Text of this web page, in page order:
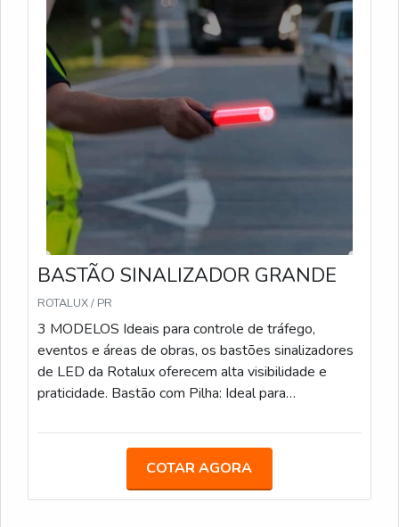
BASTÃO SINALIZADOR GRANDE
ROTALUX / PR
3 MODELOS Ideais para controle de tráfego,
eventos e áreas de obras, os bastões sinalizadores
de LED da Rotalux oferecem alta visibilidade e
praticidade. Bastão com Pilha: Ideal para
alimentação por pilha. Bastão Recarregável: Com
sustentável para áreas de obras e controle de
tráfego. Bastão com Lanterna: Com LED integrado e
COTAR AGORA